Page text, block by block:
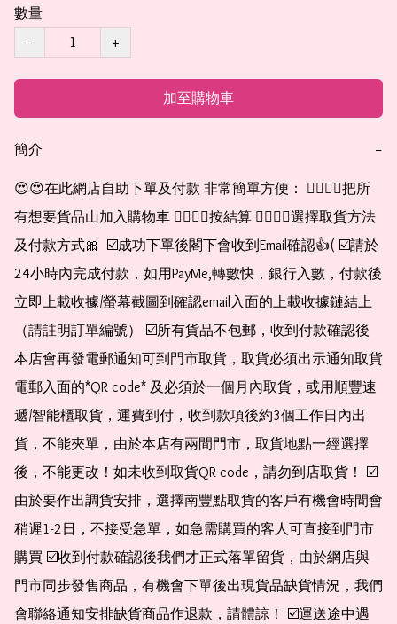
數量
−
+
加至購物車
簡介 −
😍😍在此網店自助下單及付款 非常簡單方便： 👉🏻👉🏻把所
有想要貨品山加入購物車 👉🏻👉🏻按結算 👉🏻👉🏻選擇取貨方法
及付款方式🎀  ☑️成功下單後閣下會收到Email確認👍( ☑️請於
24小時內完成付款，如用PayMe,轉數快，銀行入數，付款後
立即上載收據/螢幕截圖到確認email入面的上載收據鏈結上
（請註明訂單編號） ☑️所有貨品不包郵，收到付款確認後
本店會再發電郵通知可到門市取貨，取貨必須出示通知取貨
電郵入面的*QR code* 及必須於一個月內取貨，或用順豐速
遞/智能櫃取貨，運費到付，收到款項後約3個工作日內出
貨，不能夾單，由於本店有兩間門市，取貨地點一經選擇
後，不能更改！如未收到取貨QR code，請勿到店取貨！ ☑️
由於要作出調貨安排，選擇南豐點取貨的客戶有機會時間會
稍遲1-2日，不接受急單，如急需購買的客人可直接到門市
購買 ☑️收到付款確認後我們才正式落單留貨，由於網店與
門市同步發售商品，有機會下單後出現貨品缺貨情況，我們
會聯絡通知安排缺貨商品作退款，請體諒！ ☑️運送途中遇